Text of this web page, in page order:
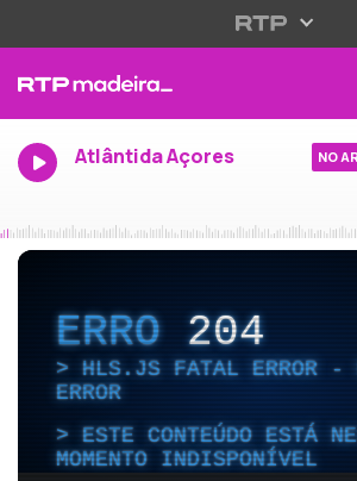
Atlântida Açores NO AR
ERRO204
HLS.JS FATAL ERROR -
ERROR
ESTE CONTEÚDO ESTÁ
MOMENTO INDISPONÍVEL